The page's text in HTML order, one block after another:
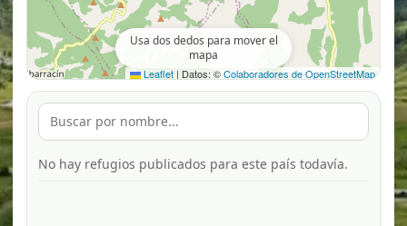
Leaflet | Datos: ©Colaboradores de OpenStreetMap
Usa dos dedos para mover el
mapa
No hay refugios publicados para este país todavía.